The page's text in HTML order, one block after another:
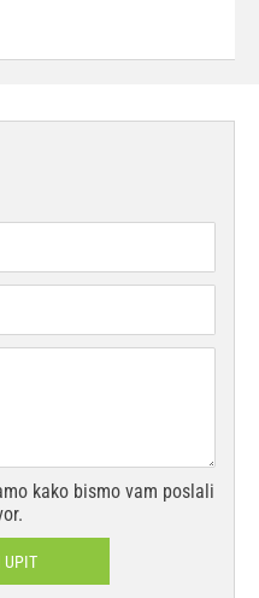
kako bismo vam poslali
UPIT